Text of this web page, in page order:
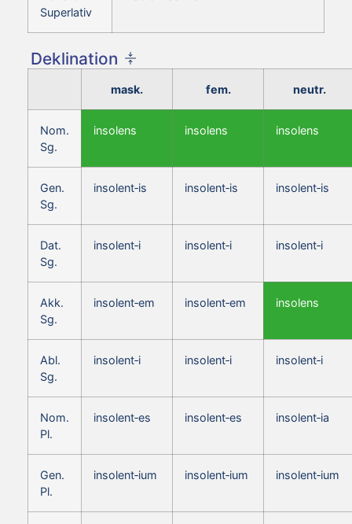
Superlativ
Deklination
mask. fem. neutr.
Nom.
Sg.
insolens insolens insolens
Gen.
Sg.
insolent‑is insolent‑is insolent‑is
Dat.
Sg.
insolent‑i insolent‑i insolent‑i
Akk.
Sg.
insolent‑em insolent‑em insolens
Abl.
Sg.
insolent‑i insolent‑i insolent‑i
Nom.
Pl.
insolent‑es insolent‑es insolent‑ia
Gen.
Pl.
insolent‑ium insolent‑ium insolent‑ium